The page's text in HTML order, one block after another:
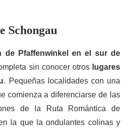
Schongau
de Pfaffenwinkel en el sur de
sin conocer otros lugares
. Pequeñas localidades con una
comienza a diferenciarse de las
de la Ruta Romántica de
la que la ondulantes colinas y